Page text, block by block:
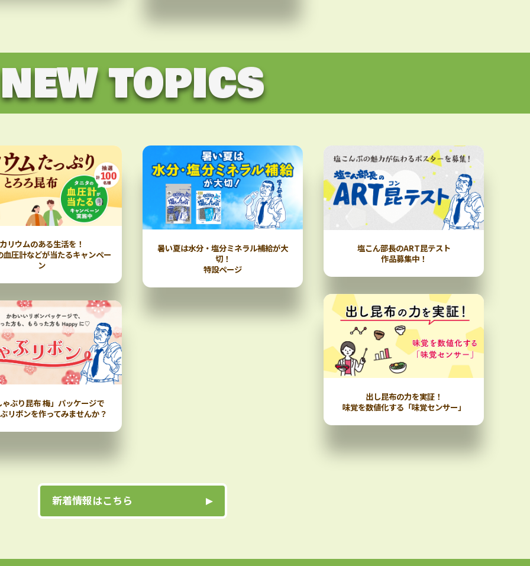
NEW TOPICS
カリウムのある生活を！
血圧計などが当たるキャンペー
ン
暑い夏は水分・塩分ミネラル補給が大
切！
特設ページ
塩こん部長のART昆テスト
作品募集中！
出し昆布の力を実証！
味覚を数値化する「味覚センサー」
ゃぶり昆布 梅」パッケージで
リボンを作ってみませんか？
新着情報はこちら